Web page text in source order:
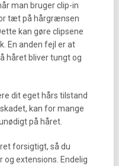
man bruger clip-in
tæt på hårgrænsen
kan gøre clipsene
En anden fejl er at
håret bliver tungt og
dit eget hårs tilstand
kan for mange
på håret.
forsigtigt, så du
og extensions. Endelig